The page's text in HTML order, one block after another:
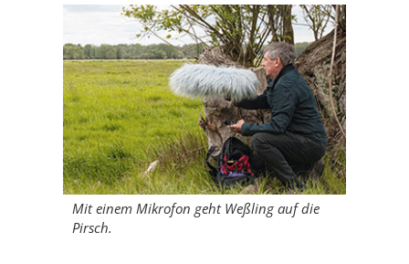
Mit einem Mikrofon geht Weßling auf die
Pirsch.